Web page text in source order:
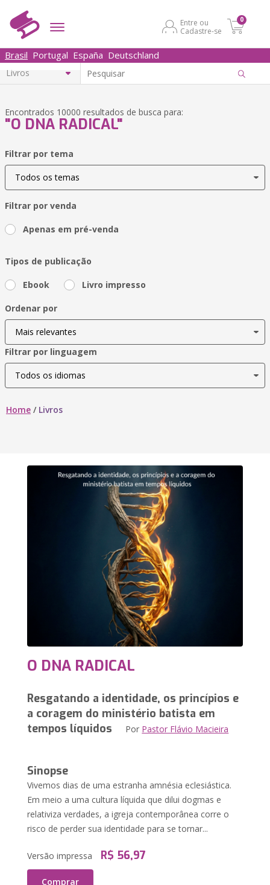
Entre ou
Cadastre-se
0
Brasil Portugal España Deutschland
Encontrados 10000 resultados de busca para:
"O DNA RADICAL"
Filtrar por tema
Filtrar por venda
Apenas em pré-venda
Tipos de publicação
Ebook Livro impresso
Ordenar por
Filtrar por linguagem
Home / Livros
O DNA RADICAL
Resgatando a identidade, os princípios e
a coragem do ministério batista em
tempos líquidos Por Pastor Flávio Macieira
Sinopse
Vivemos dias de uma estranha amnésia eclesiástica.
Em meio a uma cultura líquida que dilui dogmas e
relativiza verdades, a igreja contemporânea corre o
risco de perder sua identidade para se tornar...
Versão impressa R$ 56,97
Comprar